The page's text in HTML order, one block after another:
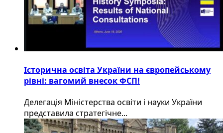
Історична освіта України на європейському
рівні: вагомий внесок ФСП!
Делегація Міністерства освіти і науки України
представила стратегічне...